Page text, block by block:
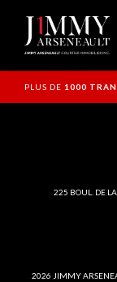
PLUS DE 1000
225 BOUL. DE
2026 JIMMY